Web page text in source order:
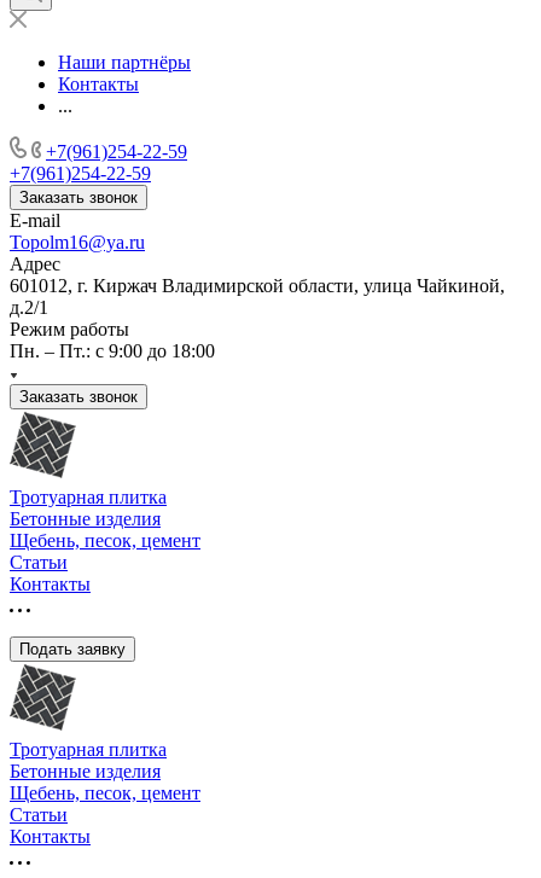
Наши партнёры
Контакты
...
+7(961)254-22-59
+7(961)254-22-59
Заказать звонок
E-mail
Topolm16@ya.ru
Адрес
601012, г. Киржач Владимирской области, улица Чайкиной,
д.2/1
Режим работы
Пн. – Пт.: с 9:00 до 18:00
Заказать звонок
Тротуарная плитка
Бетонные изделия
Щебень, песок, цемент
Статьи
Контакты
Подать заявку
Тротуарная плитка
Бетонные изделия
Щебень, песок, цемент
Статьи
Контакты